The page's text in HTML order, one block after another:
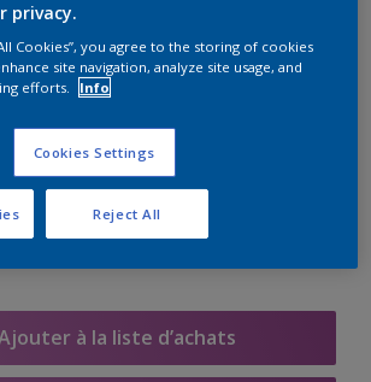
5 L 15 L
à la liste d’achats
privacy.
Cookies”, you agree to the storing of cookies
site navigation, analyze site usage, and
efforts.
Info
Cookies Settings
Reject All